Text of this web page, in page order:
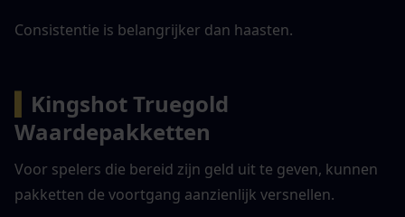
Consistentie is belangrijker dan haasten.
Kingshot Truegold
Waardepakketten
Voor spelers die bereid zijn geld uit te geven, kunnen
pakketten de voortgang aanzienlijk versnellen.